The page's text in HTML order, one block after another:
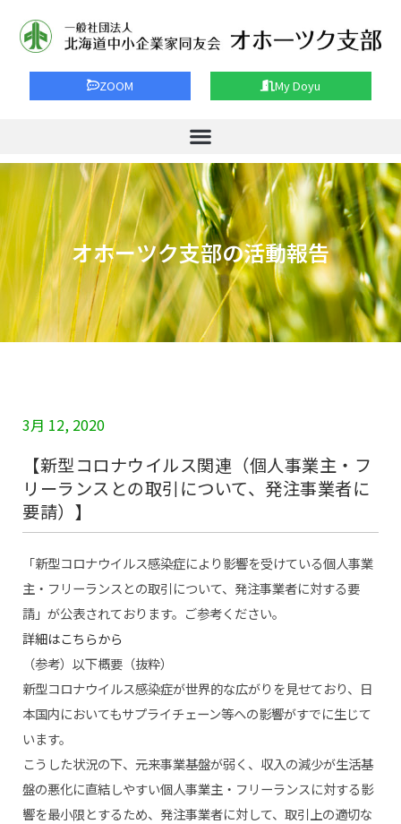
ZOOM My Doyu
オホーツク支部の活動報告
3月 12, 2020
【新型コロナウイルス関連（個人事業主・フ
リーランスとの取引について、発注事業者に
要請）】
「新型コロナウイルス感染症により影響を受けている個人事業
主・フリーランスとの取引について、発注事業者に対する要
請」が公表されております。ご参考ください。
詳細はこちらから
（参考）以下概要（抜粋）
新型コロナウイルス感染症が世界的な広がりを見せており、日
本国内においてもサプライチェーン等への影響がすでに生じて
います。
こうした状況の下、元来事業基盤が弱く、収入の減少が生活基
盤の悪化に直結しやすい個人事業主・フリーランスに対する影
響を最小限とするため、発注事業者に対して、取引上の適切な